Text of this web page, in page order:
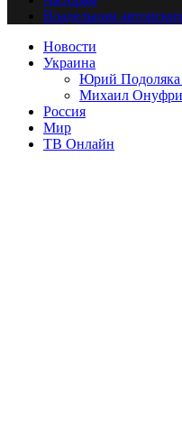
Владельцам
Новости
Украина
Юрий
Михаил
Россия
Мир
ТВ Онлайн